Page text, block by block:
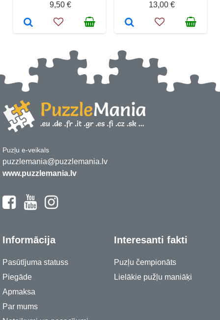
9,50 €
13,00 €
Puzļu e-veikals
puzzlemania@puzzlemania.lv
www.puzzlemania.lv
Informācija
Pasūtījuma statuss
Piegāde
Apmaksa
Par mums
Interesanti fakti
Puzļu čempionāts
Lielākie pužļu maniāķi